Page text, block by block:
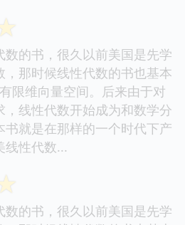
的书，很久以前美国是先学
那时候线性代数的书也基本
限维向量空间。后来由于对
线性代数开始成为和数学分
就是在那样的一个时代下产
线性代数...
的书，很久以前美国是先学